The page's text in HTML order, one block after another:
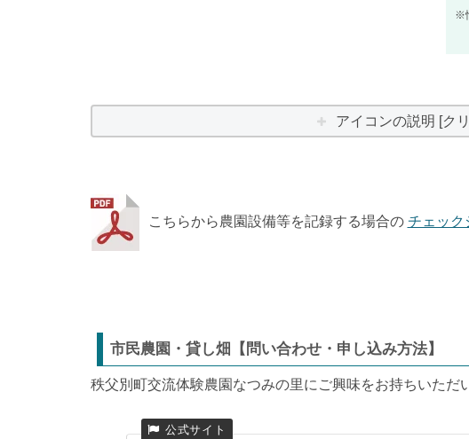
※
アイコンの説明 [ク
こちらから農園設備等を記録する場合の チェック
市民農園・貸し畑【問い合わせ・申し込み方法】
秩父別町交流体験農園なつみの里にご興味をお持ちいただ